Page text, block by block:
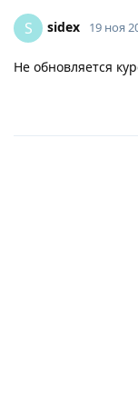
S sidex 19 ноя
Не обновляется